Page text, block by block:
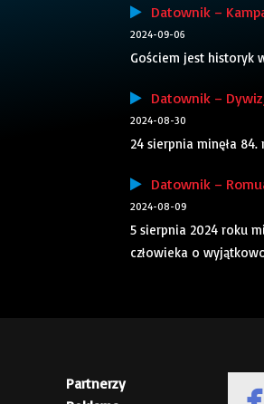
Datownik –
2024-09-06
Gościem jest historyk
Datownik –
2024-08-30
24 sierpnia minęła
Datownik –
2024-08-09
5 sierpnia 2024 roku
człowieka o
Partnerzy